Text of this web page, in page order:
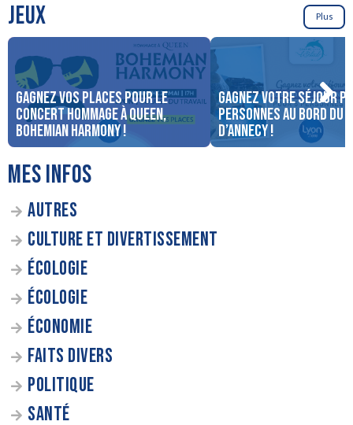
JEUX Plus
Gagnez vos places pour le
concert Hommage à Queen,
Bohemian Harmony !
Gagnez votre séjour
personnes au bord du
d’Annecy !
MES INFOS
AUTRES
CULTURE ET DIVERTISSEMENT
ÉCOLOGIE
ÉCOLOGIE
ÉCONOMIE
FAITS DIVERS
POLITIQUE
SANTÉ